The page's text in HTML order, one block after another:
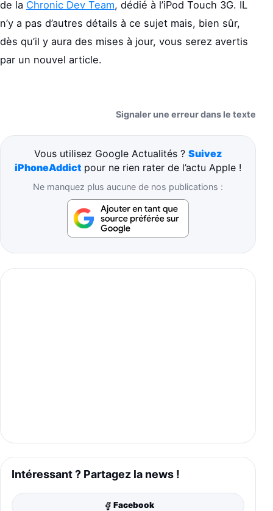
de la Chronic Dev Team, dédié à l’iPod Touch 3G. IL
n’y a pas d’autres détails à ce sujet mais, bien sûr,
dès qu’il y aura des mises à jour, vous serez avertis
par un nouvel article.
Signaler une erreur dans le texte
Vous utilisez Google Actualités ? Suivez
iPhoneAddict pour ne rien rater de l’actu Apple !
Ne manquez plus aucune de nos publications :
Intéressant ? Partagez la news !
Facebook